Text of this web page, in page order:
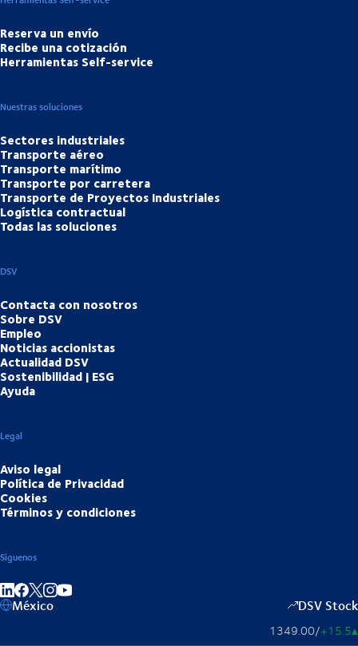
Reserva un envío
Recibe una cotización
Herramientas Self-service
Nuestras soluciones
Sectores industriales
Transporte aéreo
Transporte marítimo
Transporte por carretera
Transporte de Proyectos Industriales
Logística contractual
Todas las soluciones
DSV
Contacta con nosotros
Sobre DSV
Empleo
Noticias accionistas
Actualidad DSV
Sostenibilidad | ESG
Ayuda
Legal
Aviso legal
Política de Privacidad
Cookies
Términos y condiciones
Síguenos
Compartir en enlace
Compartir en Facebook
Compartir en Instagram
México DSV Stock
1349.00/+15.5▴